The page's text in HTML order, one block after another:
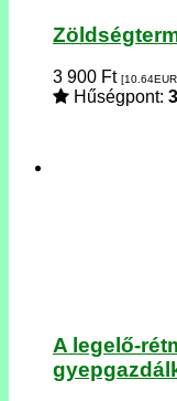
3 900 Ft [10.64EUR
Hűségpont:
A legelő-